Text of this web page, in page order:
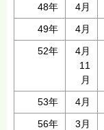
48年
4月
49年
4月
52年
4月
11
月
53年 4月
56年
3月